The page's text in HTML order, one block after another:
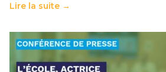
Lire la suite →